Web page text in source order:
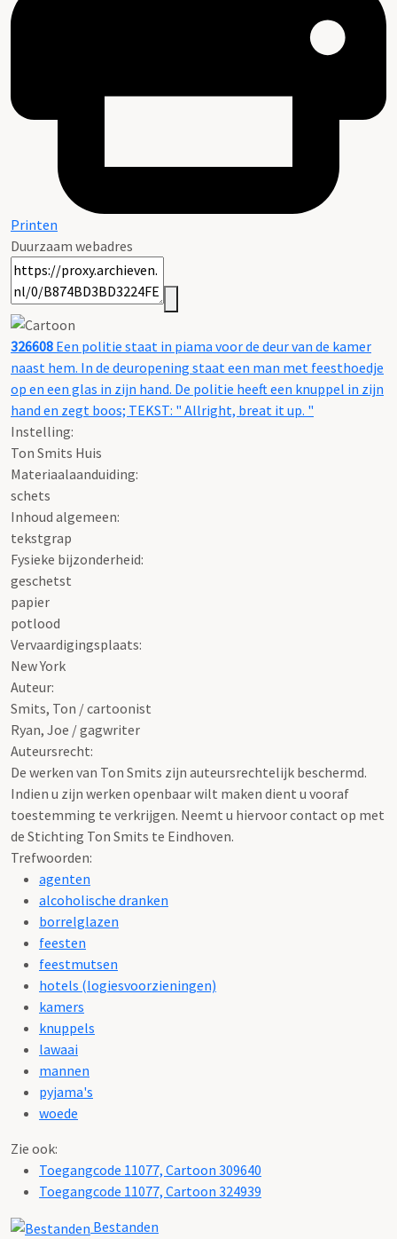
Printen
Duurzaam webadres
326608 Een politie staat in piama voor de deur van de kamer
naast hem. In de deuropening staat een man met feesthoedje
op en een glas in zijn hand. De politie heeft een knuppel in zijn
hand en zegt boos; TEKST: " Allright, breat it up. "
Instelling:
Ton Smits Huis
Materiaalaanduiding:
schets
Inhoud algemeen:
tekstgrap
Fysieke bijzonderheid:
geschetst
papier
potlood
Vervaardigingsplaats:
New York
Auteur:
Smits, Ton / cartoonist
Ryan, Joe / gagwriter
Auteursrecht:
De werken van Ton Smits zijn auteursrechtelijk beschermd.
Indien u zijn werken openbaar wilt maken dient u vooraf
toestemming te verkrijgen. Neemt u hiervoor contact op met
de Stichting Ton Smits te Eindhoven.
Trefwoorden:
agenten
alcoholische dranken
borrelglazen
feesten
feestmutsen
hotels (logiesvoorzieningen)
kamers
knuppels
lawaai
mannen
pyjama's
woede
Zie ook:
Toegangcode 11077, Cartoon 309640
Toegangcode 11077, Cartoon 324939
Bestanden